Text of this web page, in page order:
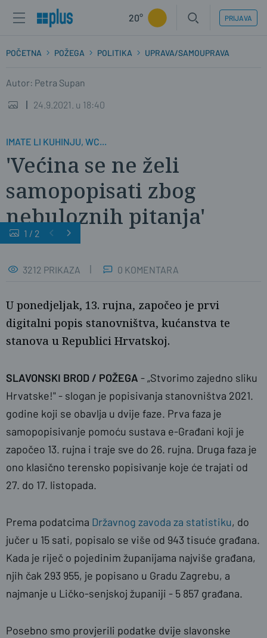
20° PRIJAVA
POČETNA POŽEGA POLITIKA UPRAVA/SAMOUPRAVA
Autor: Petra Supan
24.9.2021. u 18:40
IMATE LI KUHINJU, WC...
'Većina se ne želi
samopopisati zbog
nebuloznih pitanja'
naslovnica
1 / 2
3212 PRIKAZA 0 KOMENTARA
U ponedjeljak, 13. rujna, započeo je prvi
digitalni popis stanovništva, kućanstva te
stanova u Republici Hrvatskoj.
SLAVONSKI BROD / POŽEGA - „Stvorimo zajedno sliku
Hrvatske!" - slogan je popisivanja stanovništva 2021.
godine koji se obavlja u dvije faze. Prva faza je
samopopisivanje pomoću sustava e-Građani koji je
započeo 13. rujna i traje sve do 26. rujna. Druga faza je
ono klasično terensko popisivanje koje će trajati od
27. do 17. listopada.
Prema podatcima Državnog zavoda za statistiku, do
jučer u 15 sati, popisalo se više od 943 tisuće građana.
Kada je riječ o pojedinim županijama najviše građana,
njih čak 293 955, je popisano u Gradu Zagrebu, a
najmanje u Ličko-senjskoj županiji - 5 857 građana.
Posebno smo provjerili podatke dvije slavonske